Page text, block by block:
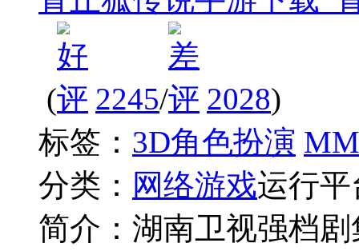
( 2245/ 2028)
标签： 3D角色扮演
分类： 网络游戏运行平
简介： 湖南卫视强档